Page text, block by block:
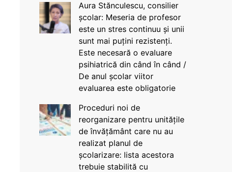
Aura Stănculescu, consilier
școlar: Meseria de profesor
este un stres continuu și unii
sunt mai puțini rezistenți.
Este necesară o evaluare
psihiatrică din când în când /
De anul școlar viitor
evaluarea este obligatorie
Proceduri noi de
reorganizare pentru unitățile
de învățământ care nu au
realizat planul de
școlarizare: lista acestora
trebuie stabilită cu